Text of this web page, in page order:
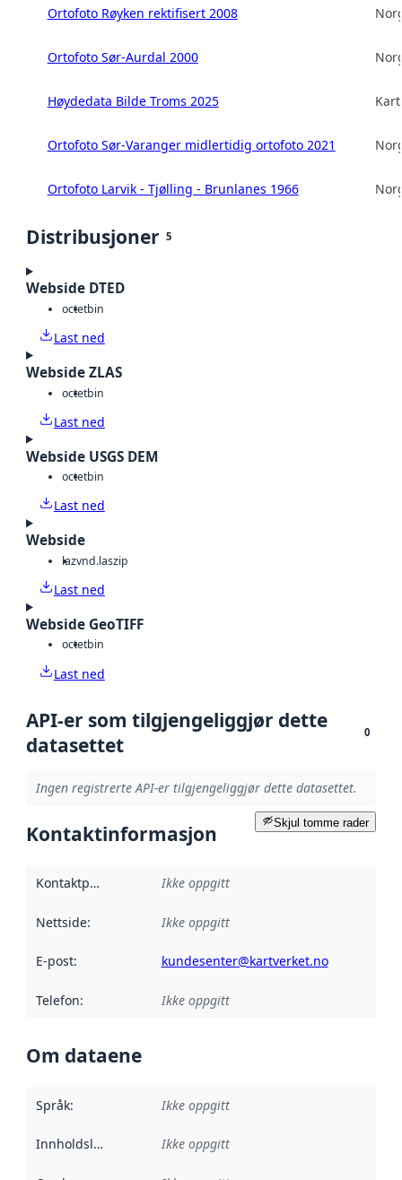
Ortofoto Røyken rektifisert 2008
Ortofoto Sør-Aurdal 2000
Høydedata Bilde Troms 2025
Ortofoto Sør-Varanger midlertidig ortofoto 2021
Ortofoto Larvik - Tjølling - Brunlanes 1966
Distribusjoner 5
Webside DTED
octetbin
Last ned
Webside ZLAS
octetbin
Last ned
Webside USGS DEM
octetbin
Last ned
Webside
lazvnd.laszip
Last ned
Webside GeoTIFF
octetbin
Last ned
API-er som tilgjengeliggjør dette
datasettet
0
Ingen registrerte API-er tilgjengeliggjør dette datasettet.
Skjul tomme rader
Kontaktinformasjon
Kontaktpunkt Ikke oppgitt
Nettside: Ikke oppgitt
E-post: kundesenter@kartverket.no
Telefon: Ikke oppgitt
Om dataene
Språk: Ikke oppgitt
Innholdsleverandører :
Ikke oppgitt